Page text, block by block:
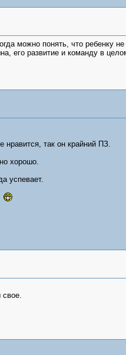
можно понять, что ребенку
его развитие и команду в
нравится, так он крайний ПЗ.
хорошо.
успевает.
свое.